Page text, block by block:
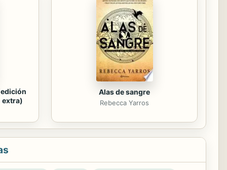
extra)
Alas de sangre
Rebecca Yarros